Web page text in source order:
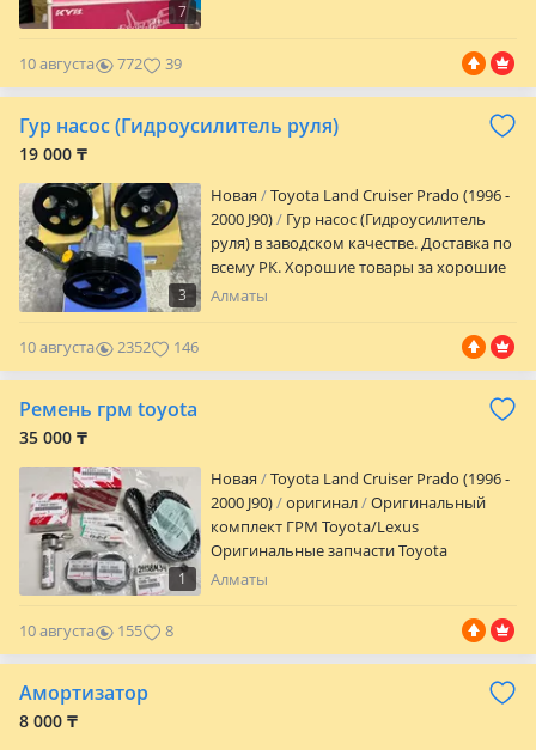
7
10 августа 772 39
Гур насос (Гидроусилитель руля)
19 000 ₸
3
Новая
Toyota Land Cruiser Prado (1996 -
2000 J90)
Гур насос (Гидроусилитель
руля) в заводском качестве. Доставка по
всему РК. Хорошие товары за хорошие
цены. Звоните уточняйте цены!
Алматы
10 августа 2352 146
Ремень грм toyota
35 000 ₸
1
Новая
Toyota Land Cruiser Prado (1996 -
2000 J90)
оригинал
Оригинальный
комплект ГРМ Toyota/Lexus
Оригинальные запчасти Toyota
Натяжитель, ролики, ремень ГРМ,
наличии в Алматы Подходит на разные
модели Toyota и Lexus Отправка по
Казахстану /звонки Car City — 3 ярус, 4
Алматы
10 августа 155 8
Амортизатор
8 000 ₸